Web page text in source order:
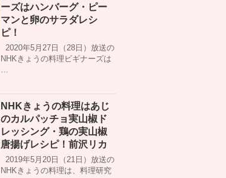
ーズはハンバーグ・ピー
マンと卵のサラダレシ
ピ！
2020年5月27日（28日）放送の
NHKきょうの料理ビギナーズは
…
NHKきょうの料理はあじ
のカルパッチョ実山椒ド
レッシング・鶏の実山椒
唐揚げレシピ！前沢リカ
2019年5月20日（21日）放送の
NHKきょうの料理は、料理研究